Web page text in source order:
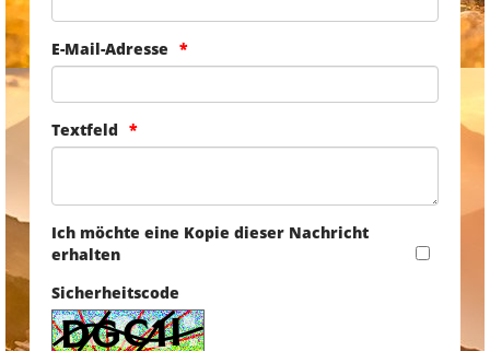
E-Mail-Adresse
Textfeld
Ich möchte eine Kopie dieser Nachricht
erhalten
Sicherheitscode